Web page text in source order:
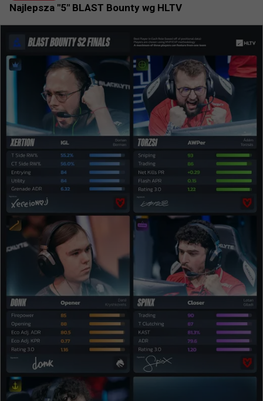
Najlepsza "5" BLAST Bounty wg HLTV